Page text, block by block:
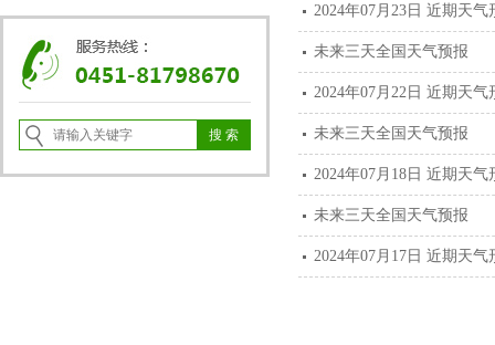
2024年07月23日 近期天气
未来三天全国天气预报
2024年07月22日 近期天气
未来三天全国天气预报
2024年07月18日 近期天气
未来三天全国天气预报
2024年07月17日 近期天气